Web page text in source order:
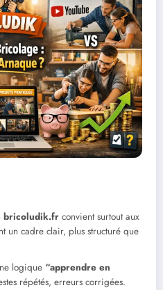
bricoludik.fr convient surtout aux
un cadre clair, plus structuré que
logique “apprendre en
répétés, erreurs corrigées.